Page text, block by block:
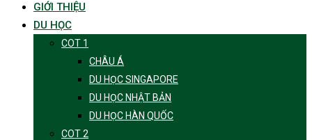
GIỚI THIỆU
DU HỌC
COT 1
CHÂU Á
DU HỌC SINGAPORE
DU HỌC NHẬT BẢN
DU HỌC HÀN QUỐC
COT 2